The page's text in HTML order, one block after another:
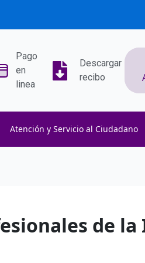
Pago
en
linea
Descargar
recibo
Atención y Servicio al Ciudadano
de la